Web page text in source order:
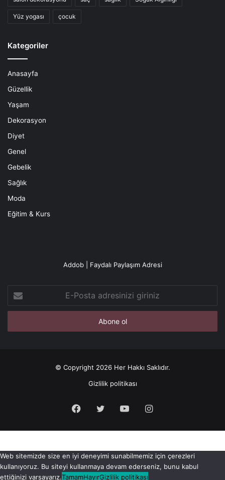
Yüz yogası çocuk
Kategoriler
Anasayfa
Güzellik
Yaşam
Dekorasyon
Diyet
Genel
Gebelik
Sağlık
Moda
Eğitim & Kurs
Addob | Faydalı Paylaşım Adresi
Posta
adresinizi
© Copyright 2026 Her Hakkı Saklıdır.
Gizlilik politikası
Facebook
X YouTubeInstagram
Web sitemizde size en iyi deneyimi sunabilmemiz için çerezleri
kullanıyoruz. Bu siteyi kullanmaya devam ederseniz, bunu kabul
ettiğinizi varsayarız.TamamHayırGizlilik politikası